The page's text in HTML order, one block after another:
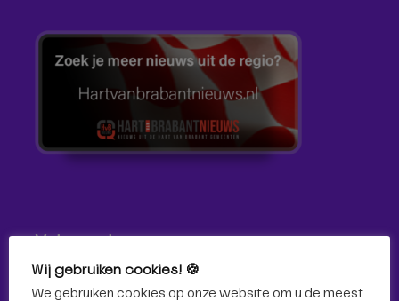
Volg ons!
Volg Omroep Tilburg niet alleen hier, maar ook via social
media!
Wij gebruiken cookies! 🍪
We gebruiken cookies op onze website om u de meest